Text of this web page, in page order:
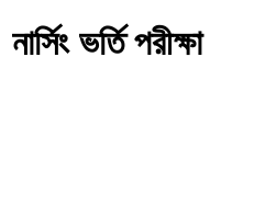
নার্সিং ভর্তি পরীক্ষা